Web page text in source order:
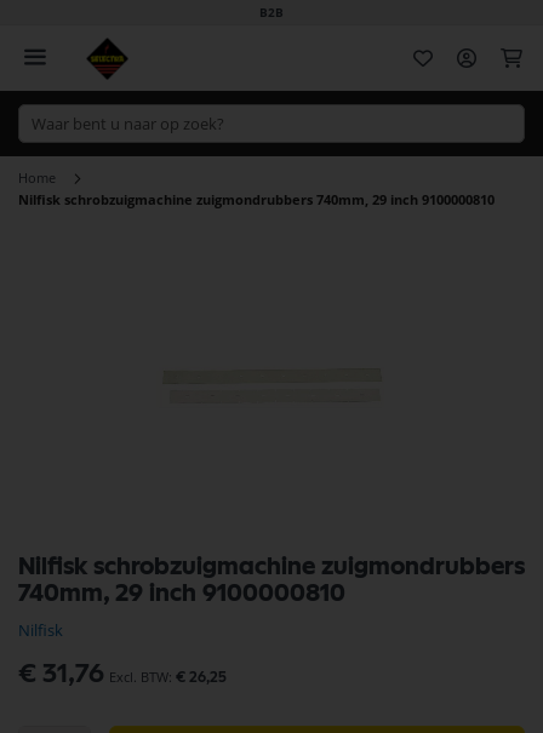
B2B
Home
Nilfisk schrobzuigmachine zuigmondrubbers 740mm, 29 inch 9100000810
Nilfisk schrobzuigmachine zuigmondrubbers
740mm, 29 inch 9100000810
Nilfisk
€ 31,76 € 26,25
naar
het
van
de
afbeeldingen-